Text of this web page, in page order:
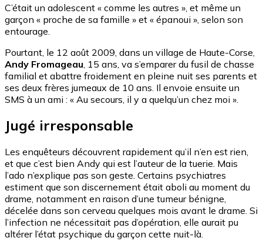
C’était un adolescent « comme les autres », et même un
garçon « proche de sa famille » et « épanoui », selon son
entourage.
Pourtant, le 12 août 2009, dans un village de Haute-Corse,
Andy Fromageau , 15 ans, va s’emparer du fusil de chasse
familial et abattre froidement en pleine nuit ses parents et
ses deux frères jumeaux de 10 ans. Il envoie ensuite un
SMS à un ami : « Au secours, il y a quelqu’un chez moi ».
Jugé irresponsable
Les enquêteurs découvrent rapidement qu’il n’en est rien,
et que c’est bien Andy qui est l’auteur de la tuerie. Mais
l’ado n’explique pas son geste. Certains psychiatres
estiment que son discernement était aboli au moment du
drame, notamment en raison d’une tumeur bénigne,
décelée dans son cerveau quelques mois avant le drame. Si
l’infection ne nécessitait pas d’opération, elle aurait pu
altérer l’état psychique du garçon cette nuit-là.